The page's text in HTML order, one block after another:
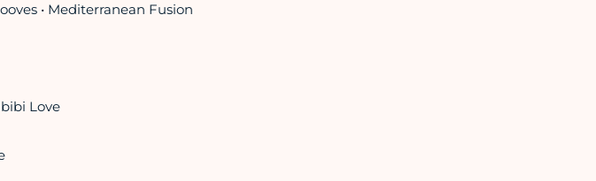
• Mediterranean Fusion
Love